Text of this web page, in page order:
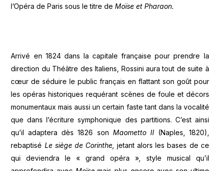
l’Opéra de Paris sous le titre deMoïse et Pharaon.
Arrivé en 1824 dans la capitale française pour prendre la
direction du Théâtre des Italiens, Rossini aura tout de suite à
cœur de séduire le public français en flattant son goût pour
les opéras historiques requérant scènes de foule et décors
monumentaux mais aussi un certain faste tant dans la vocalité
que dans l’écriture symphonique des partitions. C’est ainsi
qu’il adaptera dès 1826 son Maometto II(Naples, 1820),
rebaptisé Le siège de Corinthe,jetant alors les bases de ce
qui deviendra le « grand opéra », style musical qu’il